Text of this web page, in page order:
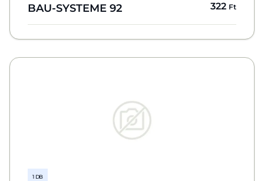
BAU-SYSTEME 92 322 Ft
1 DB